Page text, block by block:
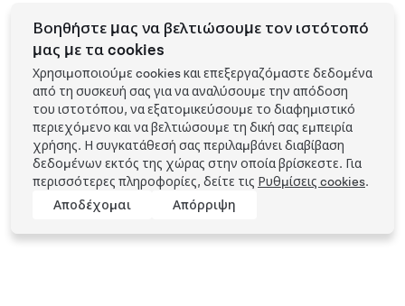
Βοηθήστε μας να βελτιώσουμε τον ιστότοπό
μας με τα cookies
Χρησιμοποιούμε cookies και επεξεργαζόμαστε δεδομένα
από τη συσκευή σας για να αναλύσουμε την απόδοση
του ιστοτόπου, να εξατομικεύσουμε το διαφημιστικό
περιεχόμενο και να βελτιώσουμε τη δική σας εμπειρία
χρήσης. Η συγκατάθεσή σας περιλαμβάνει διαβίβαση
δεδομένων εκτός της χώρας στην οποία βρίσκεστε. Για
περισσότερες πληροφορίες, δείτε τις Ρυθμίσεις cookies.
Αποδέχομαι
Απόρριψη